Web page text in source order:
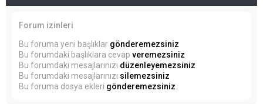
Forum izinleri
Bu foruma yeni başlıklar gönderemezsiniz
Bu forumdaki başlıklara cevap veremezsiniz
Bu forumdaki mesajlarınızı düzenleyemezsiniz
Bu forumdaki mesajlarınızı silemezsiniz
Bu foruma dosya ekleri gönderemezsiniz